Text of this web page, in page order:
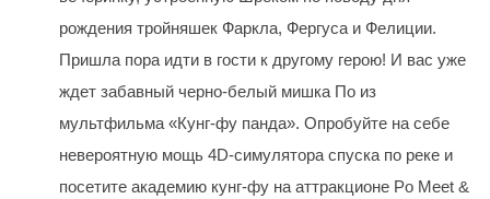
рождения тройняшек Фаркла, Фергуса и Фелиции.
Пришла пора идти в гости к другому герою! И вас уже
ждет забавный черно-белый мишка По из
мультфильма «Кунг-фу панда». Опробуйте на себе
невероятную мощь 4D-симулятора спуска по реке и
посетите академию кунг-фу на аттракционе Po Meet &